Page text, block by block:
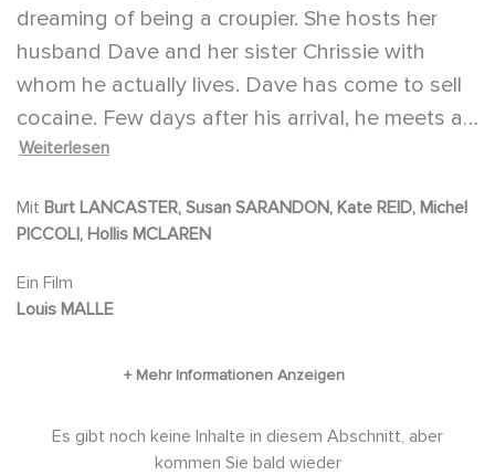
dreaming of being a croupier. She hosts her
husband Dave and her sister Chrissie with
whom he actually lives. Dave has come to sell
cocaine. Few days after his arrival, he meets a
gangster, Lou, who's also Sally's neighbor. They
Weiterlesen
Mit
PICCOLI, Hollis MCLAREN
Ein Film
Louis MALLE
Es gibt noch keine Inhalte in diesem Abschnitt, aber
kommen Sie bald wieder